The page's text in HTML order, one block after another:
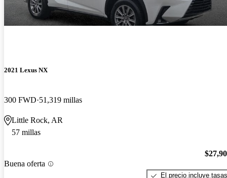
2021 Lexus NX
300 FWD 51,319 millas
Little Rock, AR
57 millas
Buena oferta
El precio incluye tasas